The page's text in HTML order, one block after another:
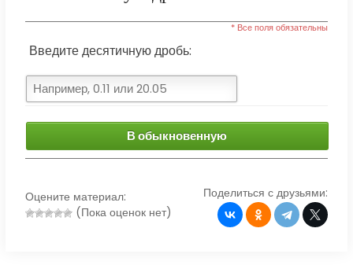
* Все поля обязательны
Введите десятичную дробь:
В обыкновенную
Оцените материал:
(Пока оценок нет)
Поделиться с друзьями: